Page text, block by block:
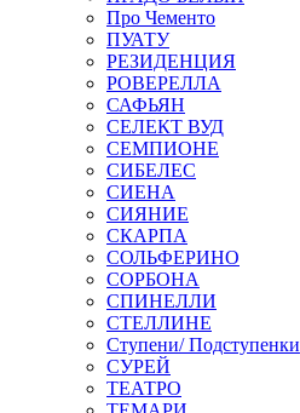
Про Чементо
ПУАТУ
РЕЗИДЕНЦИЯ
РОВЕРЕЛЛА
САФЬЯН
СЕЛЕКТ ВУД
СЕМПИОНЕ
СИБЕЛЕС
СИЕНА
СИЯНИЕ
СКАРПА
СОЛЬФЕРИНО
СОРБОНА
СПИНЕЛЛИ
СТЕЛЛИНЕ
Ступени/ Подступенки
СУРЕЙ
ТЕАТРО